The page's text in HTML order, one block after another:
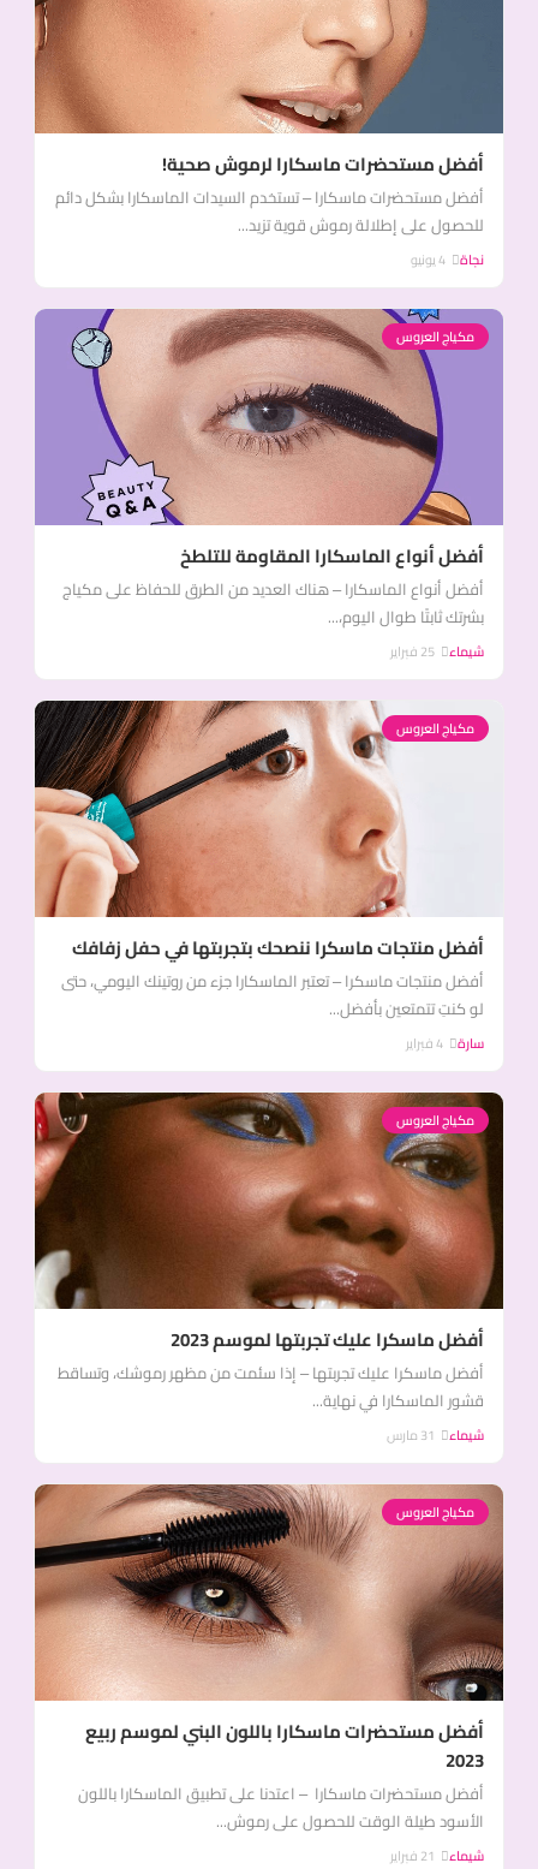
أفضل مستحضرات ماسكارا لرموش صحية!
أفضل مستحضرات ماسكارا – تستخدم السيدات الماسكارا بشكل دائم
للحصول على إطلالة رموش قوية تزيد...
نجاة
مكياج العروس
أفضل أنواع الماسكارا المقاومة للتلطخ
أفضل أنواع الماسكارا – هناك العديد من الطرق للحفاظ على مكياج
بشرتك ثابتًا طوال اليوم،...
شيماء
مكياج العروس
أفضل منتجات ماسكرا ننصحك بتجربتها في حفل زفافك
أفضل منتجات ماسكرا – تعتبر الماسكارا جزء من روتينك اليومي، حتى
لو كنتِ تتمتعين بأفضل...
سارة
مكياج العروس
أفضل ماسكرا عليك تجربتها لموسم 2023
أفضل ماسكرا عليك تجربتها – إذا سئمت من مظهر رموشك، وتساقط
قشور الماسكارا في نهاية...
شيماء
مكياج العروس
أفضل مستحضرات ماسكارا باللون البني لموسم ربيع
2023
أفضل مستحضرات ماسكارا – اعتدنا على تطبيق الماسكارا باللون
الأسود طيلة الوقت للحصول على رموش...
شيماء